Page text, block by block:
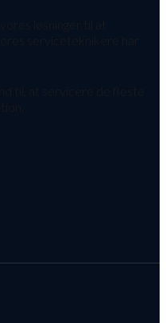
løsninger til at